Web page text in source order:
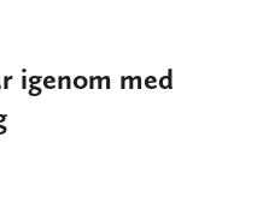
igenom med